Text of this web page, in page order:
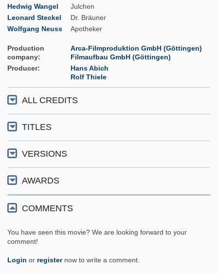
Hedwig Wangel
Julchen
Leonard Steckel
Dr. Bräuner
Wolfgang Neuss
Apotheker
Production
company
Arca-Filmproduktion GmbH (Göttingen)
Filmaufbau GmbH (Göttingen)
Producer
Hans Abich
Rolf Thiele
ALL CREDITS
TITLES
VERSIONS
AWARDS
COMMENTS
You have seen this movie? We are looking forward to your
comment!
Login or registernow to write a comment.